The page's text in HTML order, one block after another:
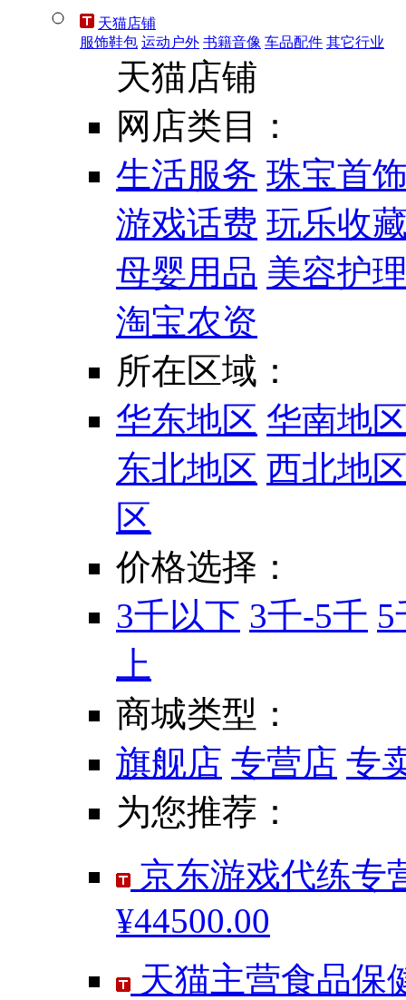
天猫店铺
服饰鞋包 运动户外 书籍音像 车品配件 其它行业
天猫店铺
网店类目：
生活服务 珠宝首
游戏话费 玩乐收
母婴用品 美容护
淘宝农资
所在区域：
华东地区 华南地
东北地区 西北地
区
价格选择：
3千以下 3千-5千 5
上
商城类型：
旗舰店 专营店 专
为您推荐：
京东游戏代练专
¥44500.00
天猫主营食品保